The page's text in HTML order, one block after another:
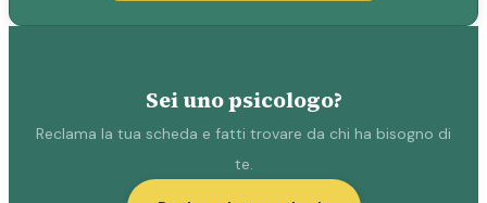
Sei uno psicologo?
Reclama la tua scheda e fatti trovare da chi ha bisogno di
te.